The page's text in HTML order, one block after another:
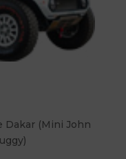
Dakar (Mini John